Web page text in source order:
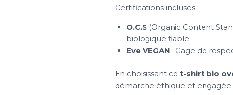
Certifications incluses :
O.C.S(Organic Content
biologique fiable.
Eve VEGAN : Gage de
En choisissant ce t-shirt bio
démarche éthique et engagée.